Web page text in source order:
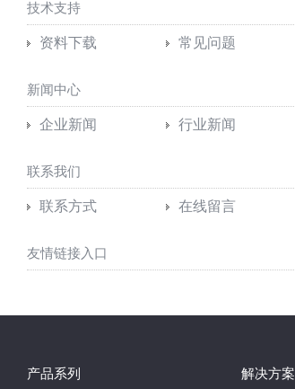
技术支持
资料下载 常见问题
新闻中心
企业新闻 行业新闻
联系我们
联系方式 在线留言
友情链接入口
产品系列 解决方案